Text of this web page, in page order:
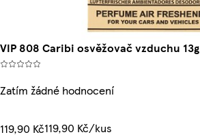
VIP 808 Caribi osvěžovač vzduchu 13g
Zatím žádné hodnocení
119,90 Kč119,90 Kč/kus